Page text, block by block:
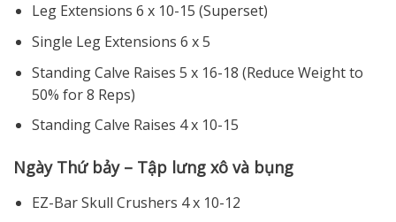
Leg Extensions 6 x 10-15 (Superset)
Single Leg Extensions 6 x 5
Standing Calve Raises 5 x 16-18 (Reduce Weight to
50% for 8 Reps)
Standing Calve Raises 4 x 10-15
Ngày Thứ bảy – Tập lưng xô và bụng
EZ-Bar Skull Crushers 4 x 10-12